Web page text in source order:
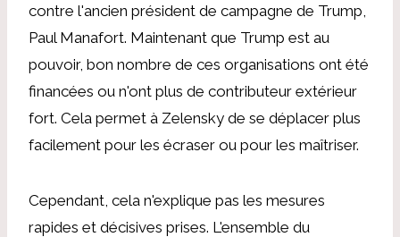
contre l'ancien président de campagne de Trump,
Paul Manafort. Maintenant que Trump est au
pouvoir, bon nombre de ces organisations ont été
financées ou n'ont plus de contributeur extérieur
fort. Cela permet à Zelensky de se déplacer plus
facilement pour les écraser ou pour les maîtriser.
Cependant, cela n'explique pas les mesures
rapides et décisives prises. L'ensemble du